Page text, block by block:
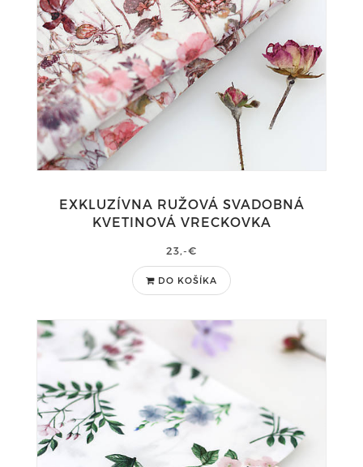
EXKLUZÍVNA RUŽOVÁ SVADOBNÁ
KVETINOVÁ VRECKOVKA
23,-€
DO KOŠÍKA